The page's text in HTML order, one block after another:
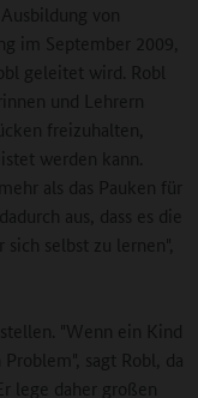
von
im September 2009,
geleitet wird. Robl
und Lehrern
freizuhalten,
werden kann.
als das Pauken für
aus, dass es die
selbst zu lernen",
"Wenn ein Kind
sagt Robl, da
lege daher großen